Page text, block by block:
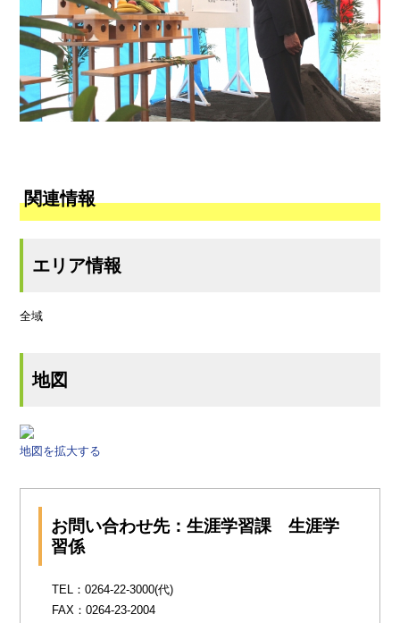
関連情報
エリア情報
全域
地図
地図を拡大する
お問い合わせ先：生涯学習課 生涯学
習係
TEL：0264-22-3000(代)
FAX：0264-23-2004